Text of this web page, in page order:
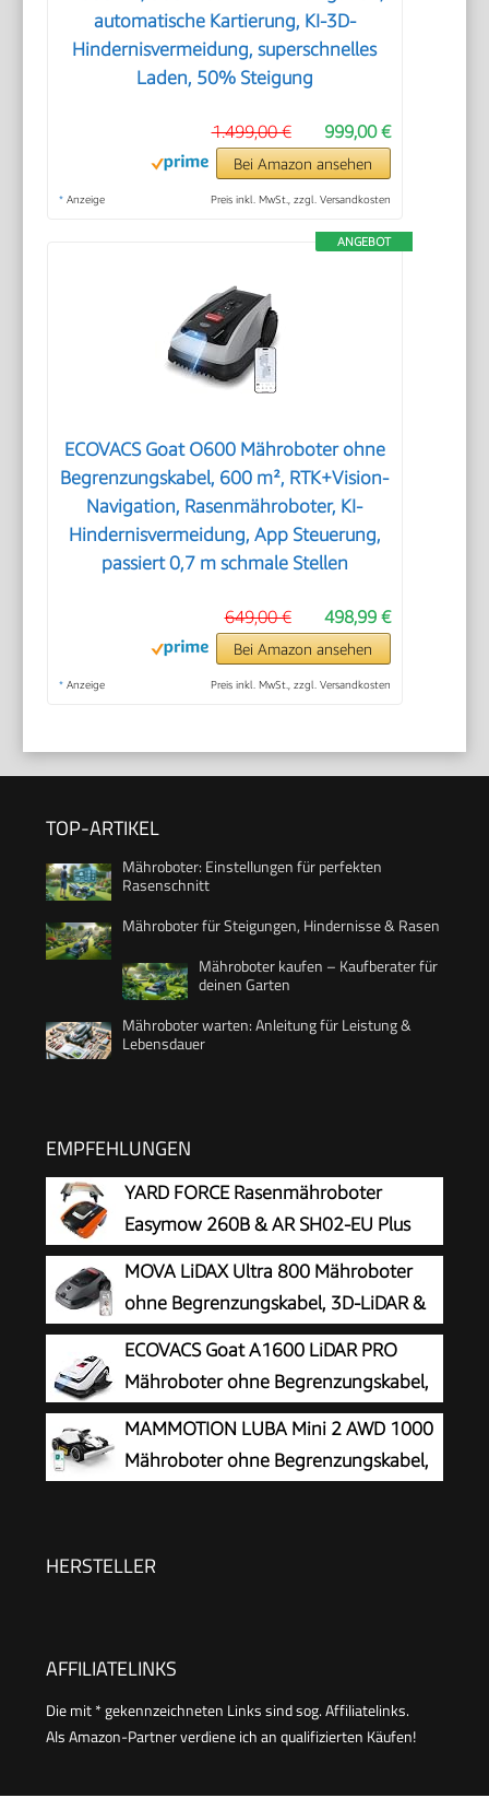
automatische Kartierung, KI-3D-
Hindernisvermeidung, superschnelles
Laden, 50% Steigung
999,00 €
1.499,00 €
Bei Amazon ansehen
* Anzeige Preis inkl. MwSt., zzgl. Versandkosten
ANGEBOT
ECOVACS Goat O600 Mähroboter ohne
Begrenzungskabel, 600 m², RTK+Vision-
Navigation, Rasenmähroboter, KI-
Hindernisvermeidung, App Steuerung,
passiert 0,7 m schmale Stellen
498,99 €
649,00 €
Bei Amazon ansehen
* Anzeige Preis inkl. MwSt., zzgl. Versandkosten
TOP-ARTIKEL
Mähroboter: Einstellungen für perfekten
Rasenschnitt
Mähroboter für Steigungen, Hindernisse & Rasen
Mähroboter kaufen – Kaufberater für
deinen Garten
Mähroboter warten: Anleitung für Leistung &
Lebensdauer
EMPFEHLUNGEN
YARD FORCE Rasenmähroboter
Easymow 260B & AR SH02-EU Plus
Mähroboter-Garage
MOVA LiDAX Ultra 800 Mähroboter
ohne Begrenzungskabel, 3D-LiDAR &
KI Vision
ECOVACS Goat A1600 LiDAR PRO
Mähroboter ohne Begrenzungskabel,
1.600 m², 360° Dual-LiDAR-
Navigation, automatische Kartierung, KI-3D-
Hindernisvermeidung, superschnelles Laden,
MAMMOTION LUBA Mini 2 AWD 1000
Mähroboter ohne Begrenzungskabel,
HERSTELLER
AFFILIATELINKS
Die mit * gekennzeichneten Links sind sog. Affiliatelinks.
Als Amazon-Partner verdiene ich an qualifizierten Käufen!